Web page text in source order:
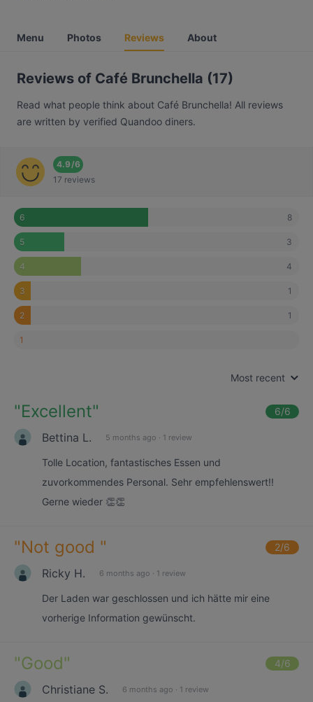
Menu Photos Reviews About
Reviews of Café Brunchella (17)
Read what people think about Café Brunchella! All reviews
are written by verified Quandoo diners.
4.9/6
17 reviews
6 8
5 3
4 4
3 1
2 1
1
Most recent
"Excellent" 6/6
Bettina L. 5 months ago · 1 review
Tolle Location, fantastisches Essen und
zuvorkommendes Personal. Sehr empfehlenswert!!
Gerne wieder 👏👏
"Not good " 2/6
Ricky H. 6 months ago · 1 review
Der Laden war geschlossen und ich hätte mir eine
vorherige Information gewünscht.
"Good" 4/6
Christiane S. 6 months ago · 1 review